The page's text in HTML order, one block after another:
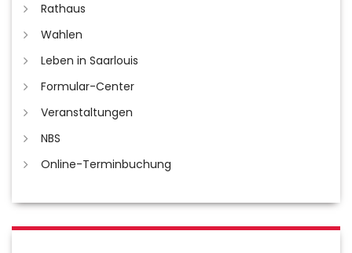
Rathaus
Wahlen
Leben in Saarlouis
Formular-Center
Veranstaltungen
NBS
Online-Terminbuchung